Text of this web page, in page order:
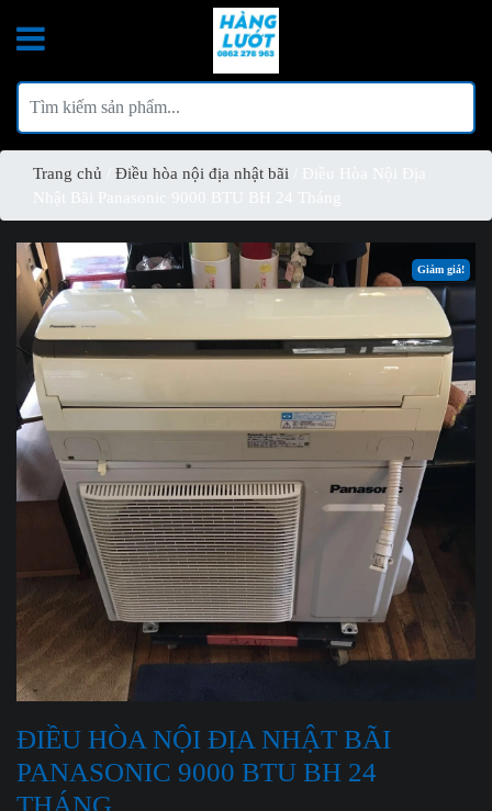
Trang chủ Điều hòa nội địa nhật bãi
Giảm giá!
ĐIỀU HÒA NỘI ĐỊA NHẬT BÃI
PANASONIC 9000 BTU BH 24
THÁNG